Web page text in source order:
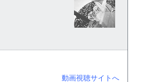
動画視聴サイトへ